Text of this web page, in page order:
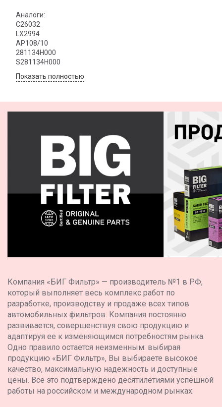
Аналоги:
C26032
LX2994
AP108/10
281134H000
S281134H000
Показать полностью
Компания «БИГ Фильтр» — производитель №1 в РФ,
который выполняет весь комплекс работ по
разработке, производству и продаже всех типов
автомобильных фильтров. Компания постоянно
развивается, совершенствуя свою продукцию и
адаптируя ее к изменяющимся потребностям рынка.
Одно правило остается неизменным: выбирая
продукцию «БИГ Фильтр», Вы выбираете высокое
качество, максимальную надежность и доступные
цены. Все это подтверждено десятилетиями успешной
работы на российском и международном рынках.